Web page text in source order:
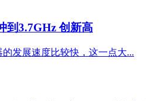
到3.7GHz 创新高
发展速度比较快，这一点大...